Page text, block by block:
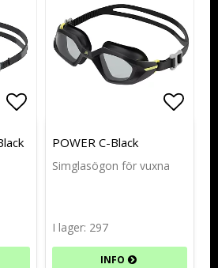
Lägg till i favoritlistan
Lägg till i favoritlistan
POWER C-Black
Simglasögon för vuxna
I lager: 297
INFO